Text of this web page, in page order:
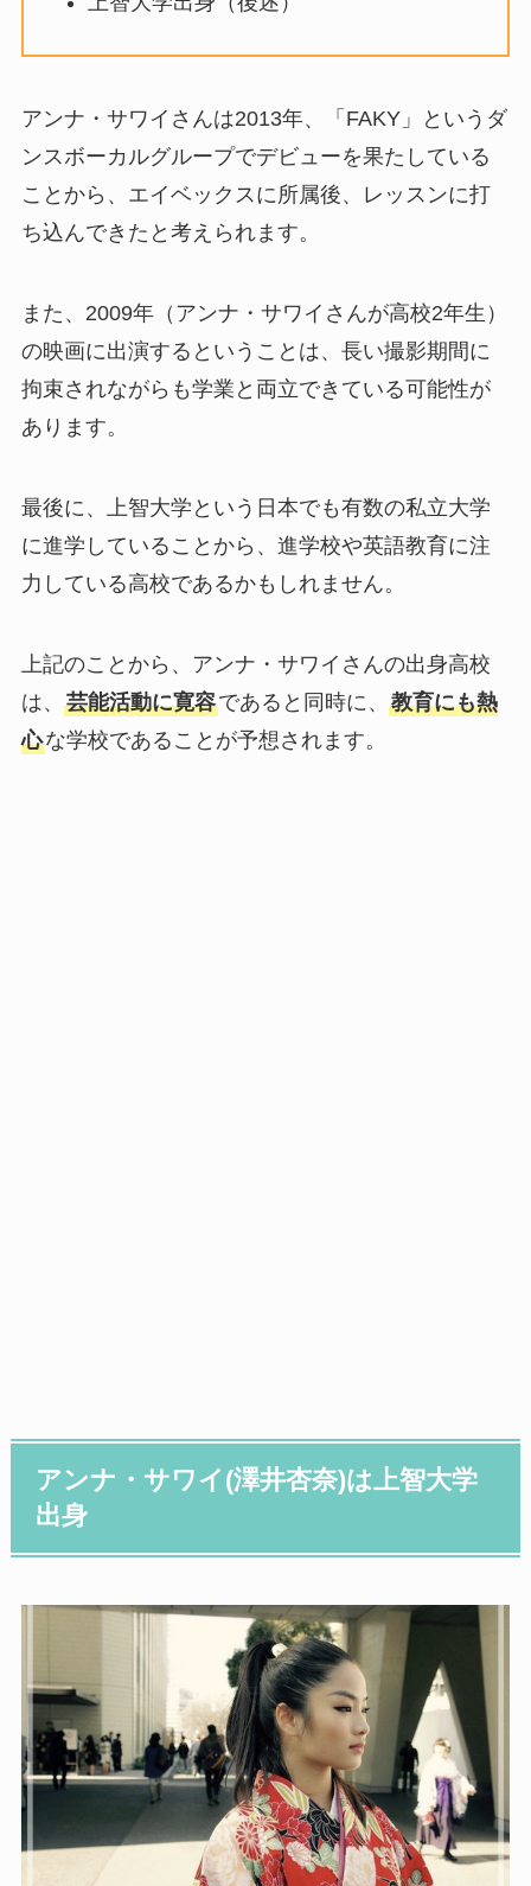
アンナ・サワイさんは2013年、「FAKY」というダ
ンスボーカルグループでデビューを果たしている
ことから、エイベックスに所属後、レッスンに打
ち込んできたと考えられます。
また、2009年（アンナ・サワイさんが高校2年生）
の映画に出演するということは、長い撮影期間に
拘束されながらも学業と両立できている可能性が
あります。
最後に、上智大学という日本でも有数の私立大学
に進学していることから、進学校や英語教育に注
力している高校であるかもしれません。
上記のことから、アンナ・サワイさんの出身高校
は、 芸能活動に寛容であると同時に、 教育にも熱
心な学校であることが予想されます。
アンナ・サワイ(澤井杏奈)は上智大学
出身